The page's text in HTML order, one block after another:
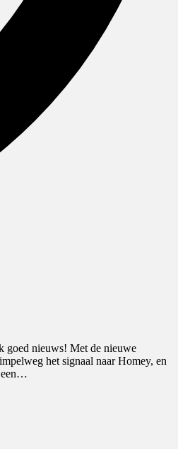
goed nieuws! Met de nieuwe
het signaal naar Homey, en
een…